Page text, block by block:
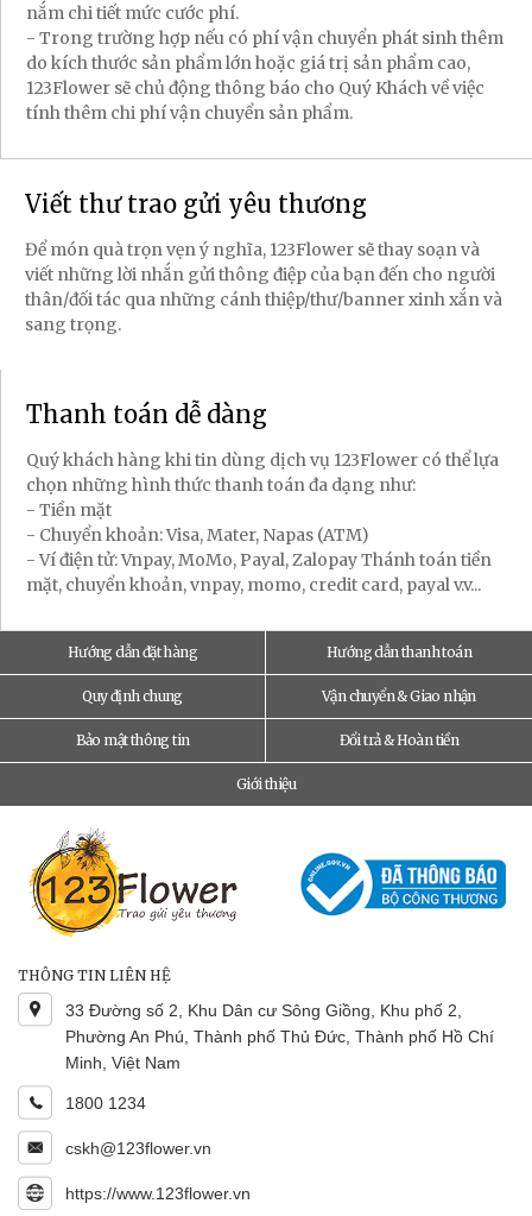
nắm chi tiết mức cước phí.
- Trong trường hợp nếu có phí vận chuyển phát sinh thêm
do kích thước sản phẩm lớn hoặc giá trị sản phẩm cao,
123Flower sẽ chủ động thông báo cho Quý Khách về việc
tính thêm chi phí vận chuyển sản phẩm.
Viết thư trao gửi yêu thương
Để món quà trọn vẹn ý nghĩa, 123Flower sẽ thay soạn và
viết những lời nhắn gửi thông điệp của bạn đến cho người
thân/đối tác qua những cánh thiệp/thư/banner xinh xắn và
sang trọng.
Thanh toán dễ dàng
Quý khách hàng khi tin dùng dịch vụ 123Flower có thể lựa
chọn những hình thức thanh toán đa dạng như:
- Tiền mặt
- Chuyển khoản: Visa, Mater, Napas (ATM)
- Ví điện tử: Vnpay, MoMo, Payal, Zalopay Thánh toán tiền
mặt, chuyển khoản, vnpay, momo, credit card, payal v.v...
Hướng dẫn đặt hàng Hướng dẫn thanh toán
Quy định chung Vận chuyển & Giao nhận
Bảo mật thông tin Đổi trả & Hoàn tiền
Giới thiệu
THÔNG TIN LIÊN HỆ
33 Đường số 2, Khu Dân cư Sông Giồng, Khu phố 2,
Phường An Phú, Thành phố Thủ Đức, Thành phố Hồ Chí
Minh, Việt Nam
1800 1234
cskh@123flower.vn
https://www.123flower.vn